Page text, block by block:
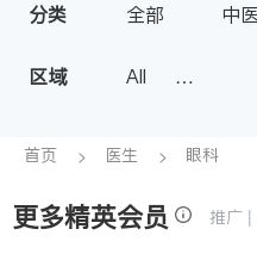
保险理财
银行贷款
建筑装修
分类 全部 中医
骨科
区域
All
C.)
Roanoke &
首页 医生 眼科
更多精英会员 推广 |